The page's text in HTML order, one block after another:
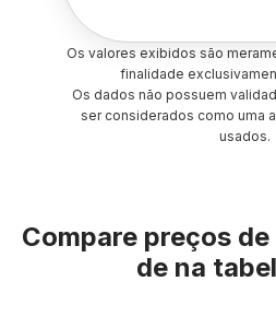
Os valores exibidos são
finalidade
Os dados não possuem
ser considerados como uma
usados.
Compare preços
de na